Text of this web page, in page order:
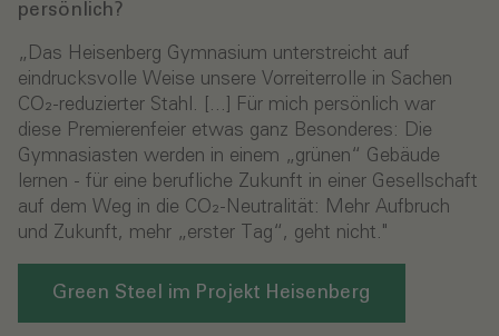
persönlich?
„Das Heisenberg Gymnasium unterstreicht auf
eindrucksvolle Weise unsere Vorreiterrolle in Sachen
CO₂-reduzierter Stahl. [...] Für mich persönlich war
diese Premierenfeier etwas ganz Besonderes: Die
Gymnasiasten werden in einem „grünen“ Gebäude
lernen - für eine berufliche Zukunft in einer Gesellschaft
auf dem Weg in die CO₂-Neutralität: Mehr Aufbruch
und Zukunft, mehr „erster Tag“, geht nicht."
Green Steel im Projekt Heisenberg